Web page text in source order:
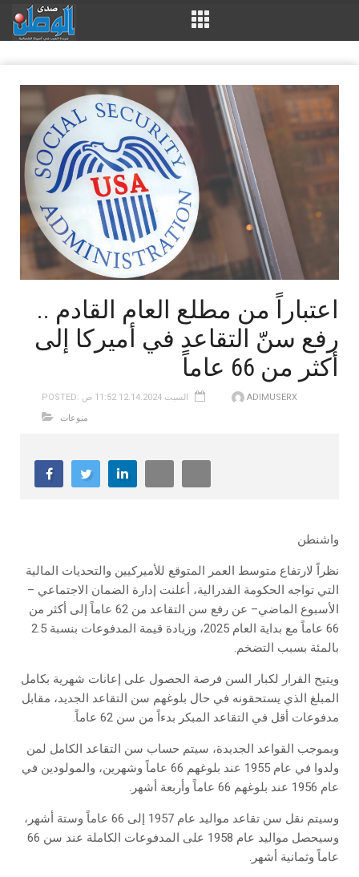
اعتباراً من مطلع العام القادم ..
رفع سنّ التقاعد في أميركا إلى
أكثر من 66 عاماً
POSTED: السبت 12.14.2024 11:52 ص
ADIMUSERX
منوعات
واشنطن
نظراً لارتفاع متوسط ​​العمر المتوقع للأميركيين والتحديات المالية
التي تواجه الحكومة الفدرالية، أعلنت إدارة الضمان الاجتماعي –
الأسبوع الماضي– عن رفع سن التقاعد من 62 عاماً إلى أكثر من
66 عاماً مع بداية العام 2025، وزيادة قيمة المدفوعات بنسبة 2.5
بالمئة بسبب التضخم.
ويتيح القرار لكبار السن فرصة الحصول على إعانات شهرية بكامل
المبلغ الذي يستحقونه في حال بلوغهم سن التقاعد الجديد، مقابل
مدفوعات أقل في التقاعد المبكر بدءاً من سن 62 عاماً.
وبموجب القواعد الجديدة، سيتم حساب سن التقاعد الكامل لمن
ولدوا في عام 1955 عند بلوغهم 66 عاماً وشهرين، والمولودين في
عام 1956 عند بلوغهم 66 عاماً وأربعة أشهر.
وسيتم نقل سن تقاعد مواليد عام 1957 إلى 66 عاماً وستة أشهر،
وسيحصل مواليد عام 1958 على المدفوعات الكاملة عند سن 66
عاماً وثمانية أشهر.